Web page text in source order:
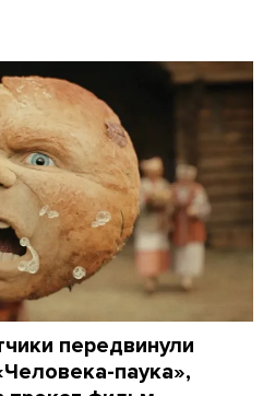
передвинули
паука»,